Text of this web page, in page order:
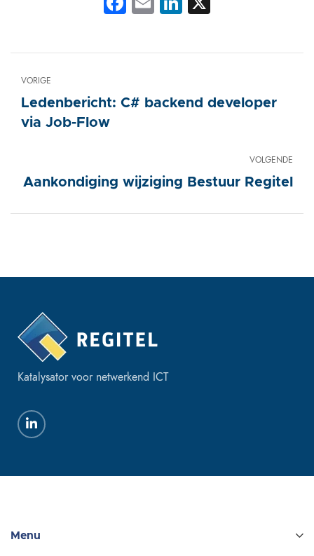
VORIGE
Ledenbericht: C# backend developer
via Job-Flow
VOLGENDE
Aankondiging wijziging Bestuur Regitel
Katalysator voor netwerkend ICT
Menu